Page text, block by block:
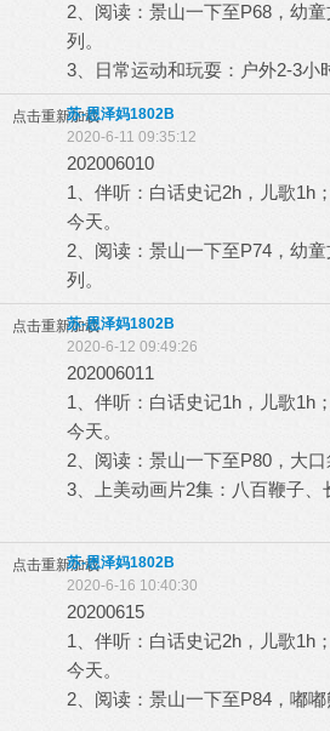
2、阅读：景山一下至P68，幼
列。
3、日常运动和玩耍：户外2-3小
点击重新加载苏-恩泽妈1802B
2020-6-11 09:35:12
202006010
1、伴听：白话史记2h，儿歌1h
今天。
2、阅读：景山一下至P74，幼
列。
点击重新加载苏-恩泽妈1802B
2020-6-12 09:49:26
202006011
1、伴听：白话史记1h，儿歌1h
今天。
2、阅读：景山一下至P80，大口
3、上美动画片2集：八百鞭子、
点击重新加载苏-恩泽妈1802B
2020-6-16 10:40:30
20200615
1、伴听：白话史记2h，儿歌1h
今天。
2、阅读：景山一下至P84，嘟嘟